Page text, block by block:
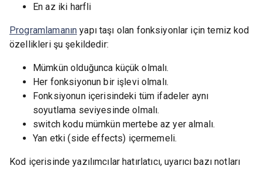
En az iki harfli
Programlamanın yapı taşı olan fonksiyonlar için temiz kod
özellikleri şu şekildedir:
Mümkün olduğunca küçük olmalı.
Her fonksiyonun bir işlevi olmalı.
Fonksiyonun içerisindeki tüm ifadeler aynı
soyutlama seviyesinde olmalı.
switch kodu mümkün mertebe az yer almalı.
Yan etki (side effects) içermemeli.
Kod içerisinde yazılımcılar hatırlatıcı, uyarıcı bazı notları